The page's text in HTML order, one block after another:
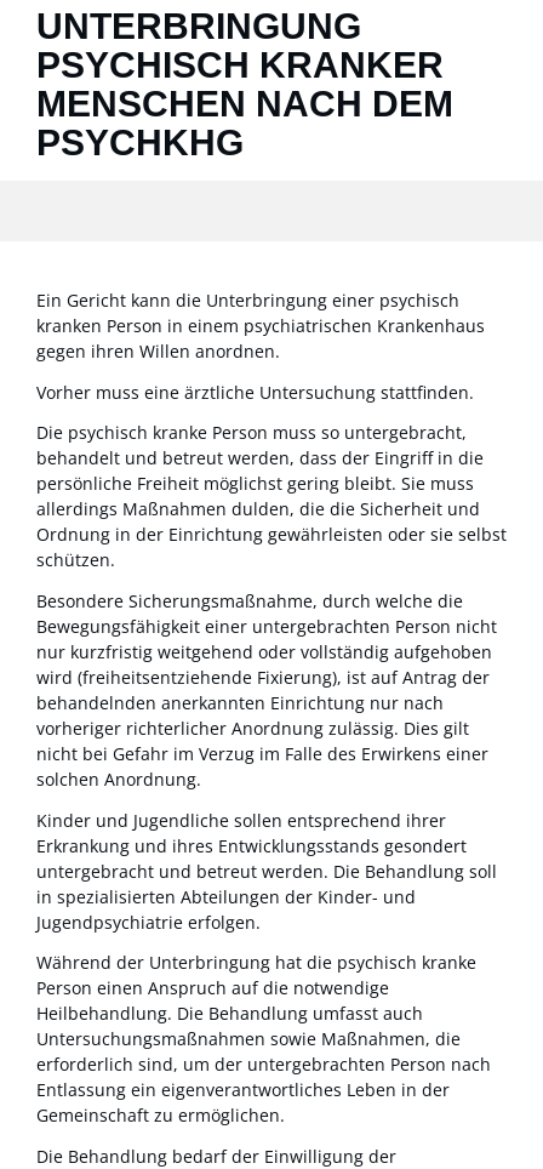
UNTERBRINGUNG
PSYCHISCH KRANKER
MENSCHEN NACH DEM
PSYCHKHG
Ein Gericht kann die Unterbringung einer psychisch
kranken Person in einem psychiatrischen Krankenhaus
gegen ihren Willen anordnen.
Vorher muss eine ärztliche Untersuchung stattfinden.
Die psychisch kranke Person muss so untergebracht,
behandelt und betreut werden, dass der Eingriff in die
persönliche Freiheit möglichst gering bleibt. Sie muss
allerdings Maßnahmen dulden, die die Sicherheit und
Ordnung in der Einrichtung gewährleisten oder sie selbst
schützen.
Besondere Sicherungsmaßnahme, durch welche die
Bewegungsfähigkeit einer untergebrachten Person nicht
nur kurzfristig weitgehend oder vollständig aufgehoben
wird (freiheitsentziehende Fixierung), ist auf Antrag der
behandelnden anerkannten Einrichtung nur nach
vorheriger richterlicher Anordnung zulässig. Dies gilt
nicht bei Gefahr im Verzug im Falle des Erwirkens einer
solchen Anordnung.
Kinder und Jugendliche sollen entsprechend ihrer
Erkrankung und ihres Entwicklungsstands gesondert
untergebracht und betreut werden. Die Behandlung soll
in spezialisierten Abteilungen der Kinder- und
Jugendpsychiatrie erfolgen.
Während der Unterbringung hat die psychisch kranke
Person einen Anspruch auf die notwendige
Heilbehandlung. Die Behandlung umfasst auch
Untersuchungsmaßnahmen sowie Maßnahmen, die
erforderlich sind, um der untergebrachten Person nach
Entlassung ein eigenverantwortliches Leben in der
Gemeinschaft zu ermöglichen.
Die Behandlung bedarf der Einwilligung der